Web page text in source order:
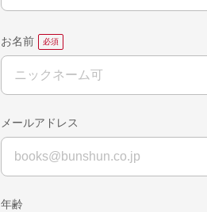
お名前
メールアドレス
年齢